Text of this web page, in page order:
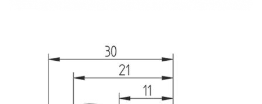
Suport mana curenta balustrada inox
Suporturi traverse/garzi
Suruburi - Adezivi - Chimicale